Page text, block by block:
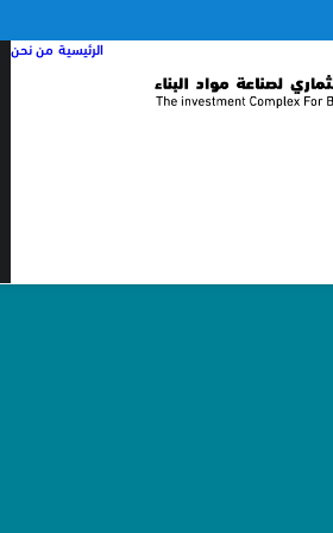
الرئيسيةمن نحن